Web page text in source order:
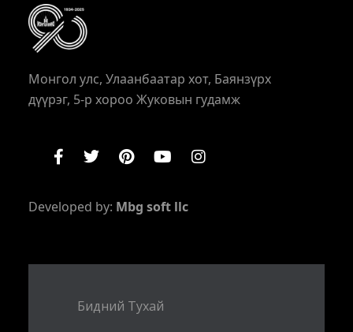
Монгол улс, Улаанбаатар хот, Баянзүрх
дүүрэг, 5-р хороо Жуковын гудамж
Developed by: Mbg soft llc
Бидний Тухай